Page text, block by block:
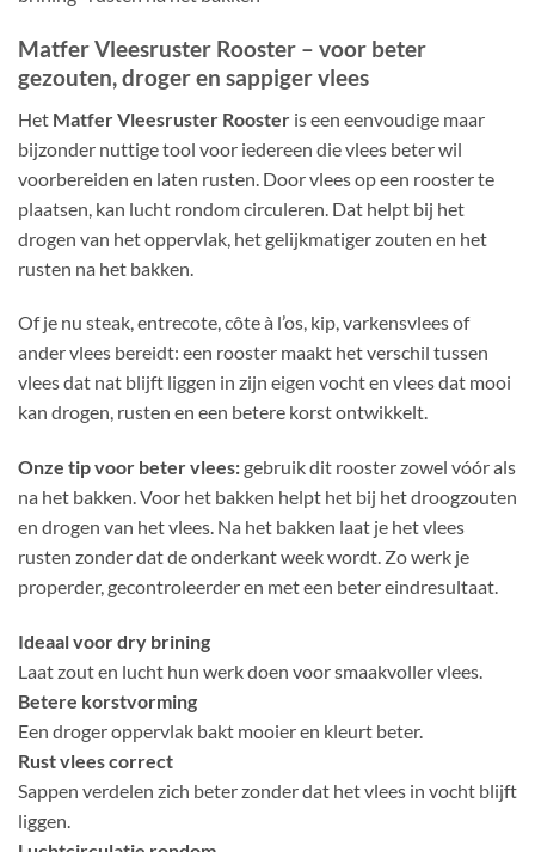
Matfer Vleesruster Rooster – voor beter
gezouten, droger en sappiger vlees
Het Matfer Vleesruster Rooster is een eenvoudige maar
bijzonder nuttige tool voor iedereen die vlees beter wil
voorbereiden en laten rusten. Door vlees op een rooster te
plaatsen, kan lucht rondom circuleren. Dat helpt bij het
drogen van het oppervlak, het gelijkmatiger zouten en het
rusten na het bakken.
Of je nu steak, entrecote, côte à l’os, kip, varkensvlees of
ander vlees bereidt: een rooster maakt het verschil tussen
vlees dat nat blijft liggen in zijn eigen vocht en vlees dat mooi
kan drogen, rusten en een betere korst ontwikkelt.
Onze tip voor beter vlees:gebruik dit rooster zowel vóór als
na het bakken. Voor het bakken helpt het bij het droogzouten
en drogen van het vlees. Na het bakken laat je het vlees
rusten zonder dat de onderkant week wordt. Zo werk je
properder, gecontroleerder en met een beter eindresultaat.
Ideaal voor dry brining
Laat zout en lucht hun werk doen voor smaakvoller vlees.
Betere korstvorming
Een droger oppervlak bakt mooier en kleurt beter.
Rust vlees correct
Sappen verdelen zich beter zonder dat het vlees in vocht blijft
liggen.